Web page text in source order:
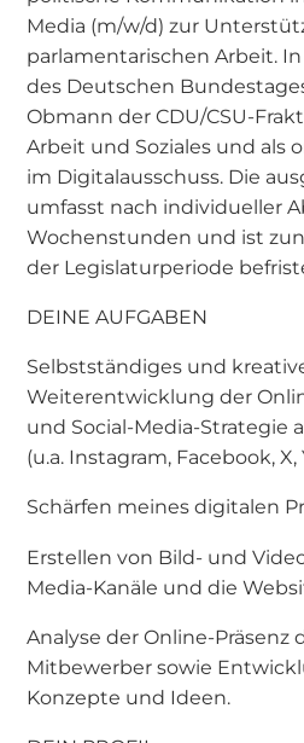
Media (m/w/d) zur
parlamentarischen Arbeit.
des Deutschen
Obmann der CDU/CSU-
Arbeit und Soziales und als
im Digitalausschuss. Die
umfasst nach individueller
Wochenstunden und ist
der Legislaturperiode
DEINE AUFGABEN
Selbstständiges und
Weiterentwicklung der
und Social-Media-Strategie
(u.a. Instagram, Facebook,
Schärfen meines digitalen
Erstellen von Bild- und
Media-Kanäle und die
Analyse der Online-Präsenz
Mitbewerber sowie
Konzepte und Ideen.